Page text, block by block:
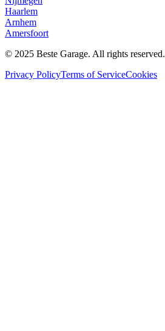
Haarlem
Arnhem
Amersfoort
© 2025 Beste Garage. All rights reserved.
Privacy PolicyTerms of ServiceCookies